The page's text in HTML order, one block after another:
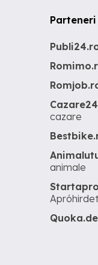
Parteneri
cazare
animale
Quoka.de